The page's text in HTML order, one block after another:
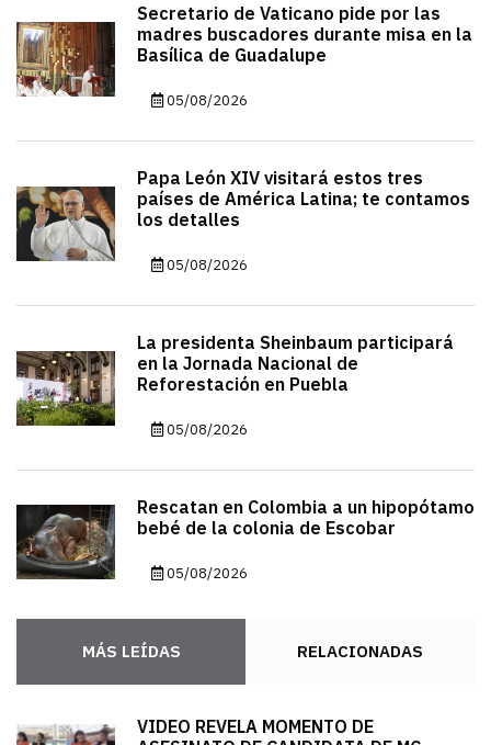
Secretario de Vaticano pide por las
madres buscadores durante misa en la
Basílica de Guadalupe
05/08/2026
Papa León XIV visitará estos tres
países de América Latina; te contamos
los detalles
05/08/2026
La presidenta Sheinbaum participará
en la Jornada Nacional de
Reforestación en Puebla
05/08/2026
Rescatan en Colombia a un hipopótamo
bebé de la colonia de Escobar
05/08/2026
MÁS LEÍDAS RELACIONADAS
VIDEO REVELA MOMENTO DE